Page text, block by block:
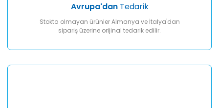
Avrupa'danTedarik
Stokta olmayan ürünler Almanya ve İtalya'dan
sipariş üzerine orijinal tedarik edilir.